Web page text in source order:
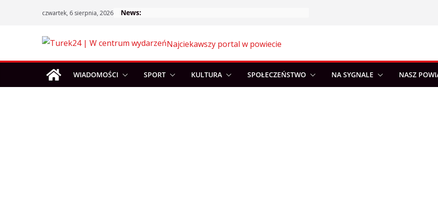
czwartek, 6 sierpnia, 2026 News:
Najciekawszy portal w powiecie
WIADOMOŚCI SPORT KULTURA SPOŁECZEŃSTWO NA SYGNALE NASZ